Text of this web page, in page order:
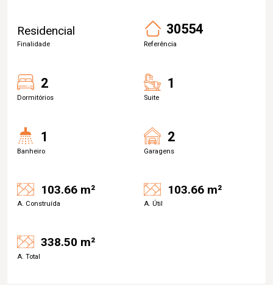
Residencial
Finalidade
30554
Referência
2
Dormitórios
1
Suite
1
Banheiro
2
Garagens
103.66 m²
A. Construída
103.66 m²
A. Útil
338.50 m²
A. Total